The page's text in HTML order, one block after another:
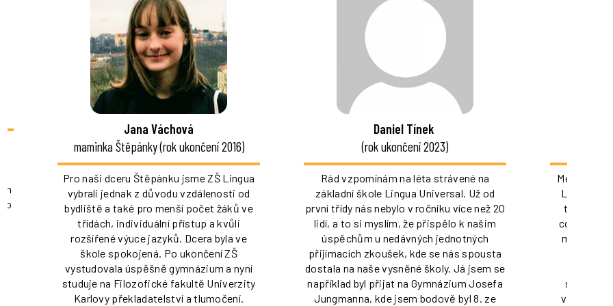
Jana Váchová
maminka Štěpánky (rok ukončení 2016)
Pro naši dceru Štěpánku jsme ZŠ Lingua
vybrali jednak z důvodu vzdálenosti od
bydliště a také pro menší počet žáků ve
třídách, individuální přístup a kvůli
rozšířené výuce jazyků. Dcera byla ve
škole spokojená. Po ukončení ZŠ
vystudovala úspěšně gymnázium a nyní
studuje na Filozofické fakultě Univerzity
Karlovy překladatelství a tlumočení.
Daniel Tínek
(rok ukončení 2023)
Rád vzpomínám na léta strávené na
základní škole Lingua Universal. Už od
první třídy nás nebylo v ročníku více než 20
lidí, a to si myslím, že přispělo k našim
úspěchům u nedávných jednotných
přijímacích zkoušek, kde se nás spousta
dostala na naše vysněné školy. Já jsem se
například byl přijat na Gymnázium Josefa
Jungmanna, kde jsem bodově byl 8. ze
Mé
Lingua
třídě,
covidu-19.
museli
velice